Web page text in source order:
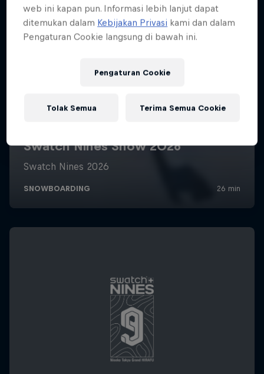
web ini kapan pun. Informasi lebih lanjut dapat
ditemukan dalam Kebijakan Privasi kami dan dalam
Pengaturan Cookie langsung di bawah ini.
Pengaturan Cookie
Tolak Semua Terima Semua Cookie